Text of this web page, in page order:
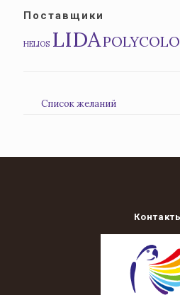
Поставщики
HELIOS LIDA
Список желаний